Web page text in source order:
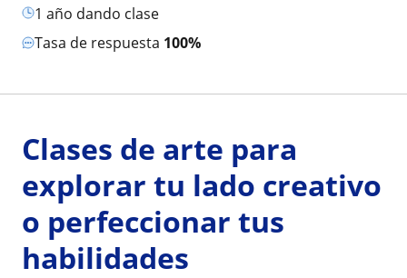
1 año dando clase
Tasa de respuesta 100%
Clases de arte para
explorar tu lado creativo
o perfeccionar tus
habilidades